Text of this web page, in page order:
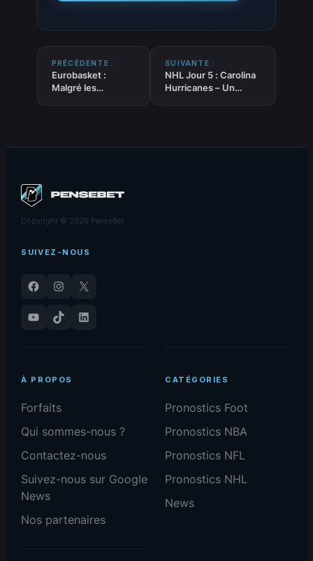
PRÉCÉDENTE :
Eurobasket :
Malgré les
SUIVANTE :
NHL Jour 5 : Carolina
Hurricanes – Un
Copyright © 2026 PenseBet
SUIVEZ-NOUS
Facebook Instagram
X
YouTube
TikTok LinkedIn
À PROPOS
Forfaits
Qui sommes-nous ?
Contactez-nous
Suivez-nous sur Google
News
Nos partenaires
CATÉGORIES
Pronostics Foot
Pronostics NBA
Pronostics NFL
Pronostics NHL
News